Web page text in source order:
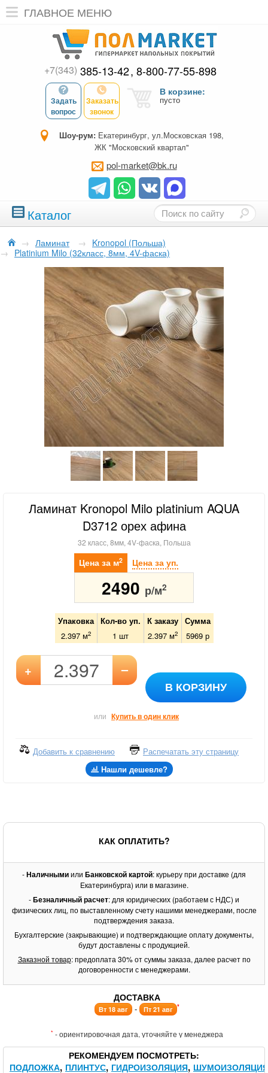
ГЛАВНОЕ МЕНЮ
+7(343) 385-13-42 8-800-77-55-898
Задать
вопрос
Заказать
звонок
В корзине:
пусто
Шоу-рум: Екатеринбург, ул.Московская 198,
ЖК "Московский квартал"
pol-market@bk.ru
Каталог
→ Ламинат → Kronopol (Польша)
→ Platinium Milo (32класс, 8мм, 4V-фаска)
Ламинат Kronopol Milo platinium AQUA
D3712 орех афина
32 класс, 8мм, 4V-фаска, Польша
Цена за м2 Цена за уп.
2490 р/м2
Упаковка Кол-во уп. К заказу
Сумма
2.397 м2 1 шт 2.397м2 5969р
+ –
В КОРЗИНУ
или Купить в один клик
Добавить к сравнению
Распечатать эту страницу
Нашли дешевле?
КАК ОПЛАТИТЬ?
-Наличнымиили Банковской картой: курьеру при доставке (для
Екатеринбурга) или в магазине.
-Безналичный расчет: для юридических (работаем с НДС) и
физических лиц, по выставленному счету нашими менеджерами, после
подтверждения заказа.
Бухгалтерские (закрывающие) и подтверждающие оплату документы,
будут доставлены с продукцией.
Заказной товар: предоплата 30% от суммы заказа, далее расчет по
договоренности с менеджерами.
ДОСТАВКА
Вт 18 авг - Пт 21 авг *
* - ориентировочная дата, уточняйте у менеджера
РЕКОМЕНДУЕМ ПОСМОТРЕТЬ
ПОДЛОЖКА ПЛИНТУС ГИДРОИЗОЛЯЦИЯ ШУМОИЗОЛЯЦИЯ